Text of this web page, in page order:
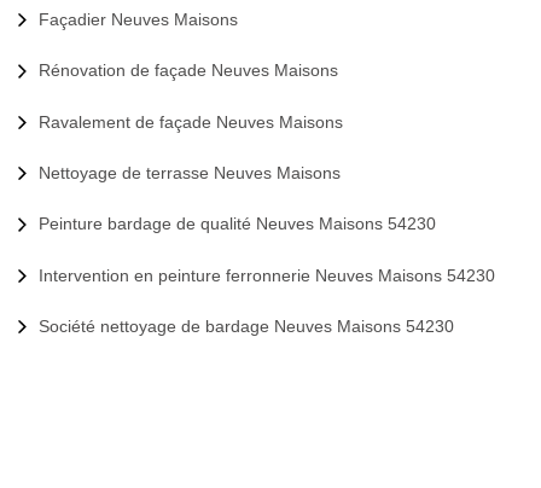
Façadier Neuves Maisons
Rénovation de façade Neuves Maisons
Ravalement de façade Neuves Maisons
Nettoyage de terrasse Neuves Maisons
Peinture bardage de qualité Neuves Maisons 54230
Intervention en peinture ferronnerie Neuves Maisons 54230
Société nettoyage de bardage Neuves Maisons 54230